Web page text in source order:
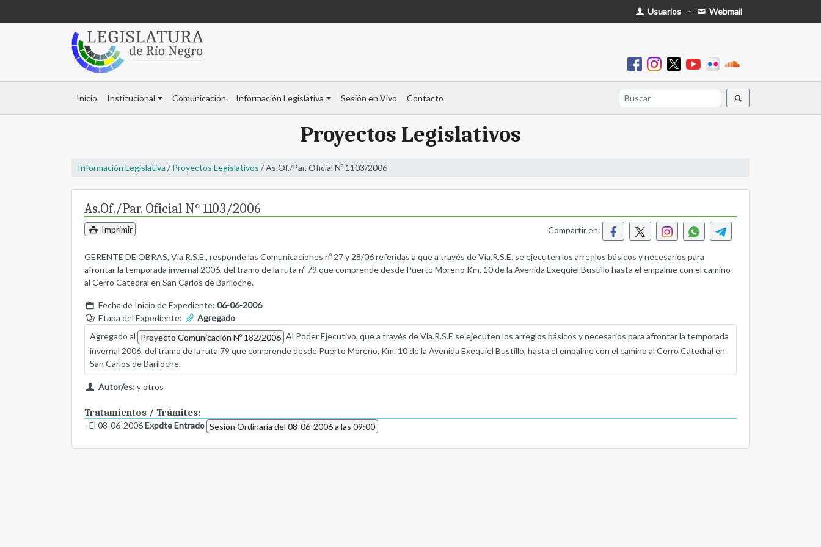
Usuarios - Webmail
Inicio Institucional Comunicación Información Legislativa Sesión en Vivo Contacto
Proyectos Legislativos
Información Legislativa / Proyectos Legislativos / As.Of./Par. Oficial Nº 1103/2006
As.Of./Par. Oficial Nº 1103/2006
Imprimir Compartir en:
GERENTE DE OBRAS, Via.R.S.E., responde las Comunicaciones nº 27 y 28/06 referidas a que a través de Via.R.S.E. se ejecuten los arreglos básicos y necesarios para
afrontar la temporada invernal 2006, del tramo de la ruta nº 79 que comprende desde Puerto Moreno Km. 10 de la Avenida Exequiel Bustillo hasta el empalme con el camino
al Cerro Catedral en San Carlos de Bariloche.
Fecha de Inicio de Expediente: 06-06-2006
Etapa del Expediente:
Agregado
Agregado al Proyecto Comunicación Nº 182/2006 Al Poder Ejecutivo, que a través de Via.R.S.E se ejecuten los arreglos básicos y necesarios para afrontar la temporada
invernal 2006, del tramo de la ruta 79 que comprende desde Puerto Moreno, Km. 10 de la Avenida Exequiel Bustillo, hasta el empalme con el camino al Cerro Catedral en
San Carlos de Bariloche.
Autor/es:y otros
Tratamientos / Trámites:
- El 08-06-2006Expdte Entrado Sesión Ordinaria del 08-06-2006 a las 09:00